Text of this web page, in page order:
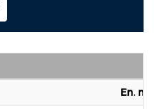
En.